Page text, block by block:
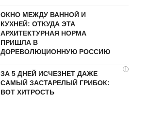
ОКНО МЕЖДУ ВАННОЙ И
КУХНЕЙ: ОТКУДА ЭТА
АРХИТЕКТУРНАЯ НОРМА
ПРИШЛА В
ДОРЕВОЛЮЦИОННУЮ РОССИЮ
i
ЗА 5 ДНЕЙ ИСЧЕЗНЕТ ДАЖЕ
САМЫЙ ЗАСТАРЕЛЫЙ ГРИБОК:
ВОТ ХИТРОСТЬ